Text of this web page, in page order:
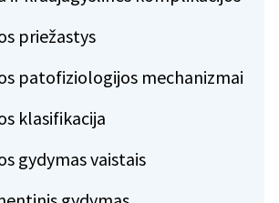
priežastys
patofiziologijos mechanizmai
klasifikacija
gydymas vaistais